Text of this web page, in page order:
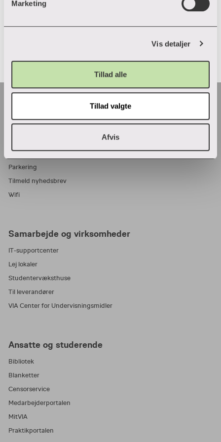
Marketing
Vis detaljer
Tillad alle
Tillad valgte
Afvis
Adresser
Job i VIA
Parkering
Tilmeld nyhedsbrev
Wifi
Samarbejde og virksomheder
IT-supportcenter
Lej lokaler
Studentervæksthuse
Til leverandører
VIA Center for Undervisningsmidler
Ansatte og studerende
Bibliotek
Blanketter
Censorservice
Medarbejderportalen
MitVIA
Praktikportalen